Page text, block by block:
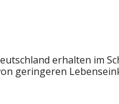
erhalten im
geringeren